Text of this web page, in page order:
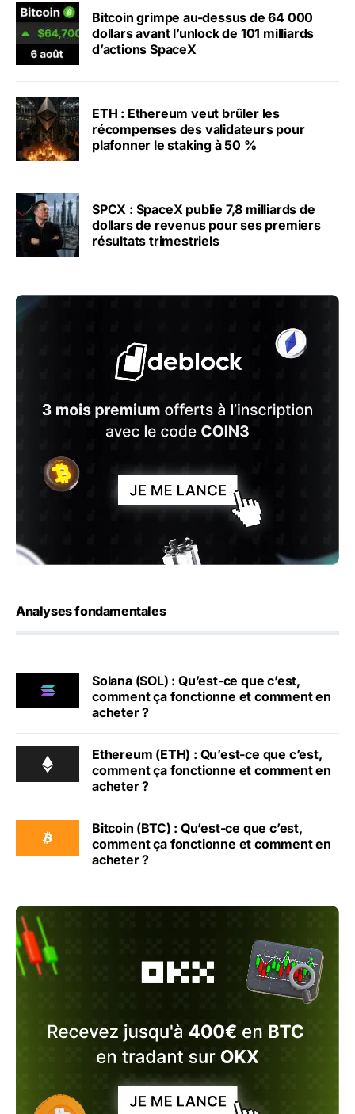
Bitcoin grimpe au-dessus de 64 000
dollars avant l’unlock de 101 milliards
d’actions SpaceX
ETH : Ethereum veut brûler les
récompenses des validateurs pour
plafonner le staking à 50 %
SPCX : SpaceX publie 7,8 milliards de
dollars de revenus pour ses premiers
résultats trimestriels
Analyses fondamentales
Solana (SOL) : Qu’est-ce que c’est,
comment ça fonctionne et comment en
acheter ?
Ethereum (ETH) : Qu’est-ce que c’est,
comment ça fonctionne et comment en
acheter ?
Bitcoin (BTC) : Qu’est-ce que c’est,
comment ça fonctionne et comment en
acheter ?